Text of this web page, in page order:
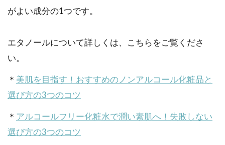
がよい成分の1つです。
エタノールについて詳しくは、こちらをご覧くださ
い。
＊ 美肌を目指す！おすすめのノンアルコール化粧品と
選び方の3つのコツ
＊ アルコールフリー化粧水で潤い素肌へ！失敗しない
選び方の3つのコツ